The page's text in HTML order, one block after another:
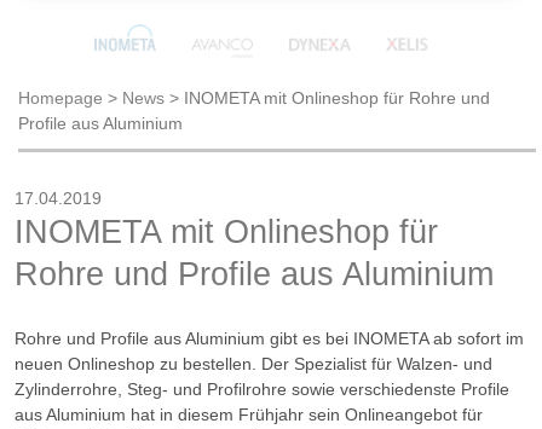
Homepage > News > INOMETA mit Onlineshop für Rohre und
Profile aus Aluminium
17.04.2019
INOMETA mit Onlineshop für
Rohre und Profile aus Aluminium
Rohre und Profile aus Aluminium gibt es bei INOMETA ab sofort im
neuen Onlineshop zu bestellen. Der Spezialist für Walzen- und
Zylinderrohre, Steg- und Profilrohre sowie verschiedenste Profile
aus Aluminium hat in diesem Frühjahr sein Onlineangebot für